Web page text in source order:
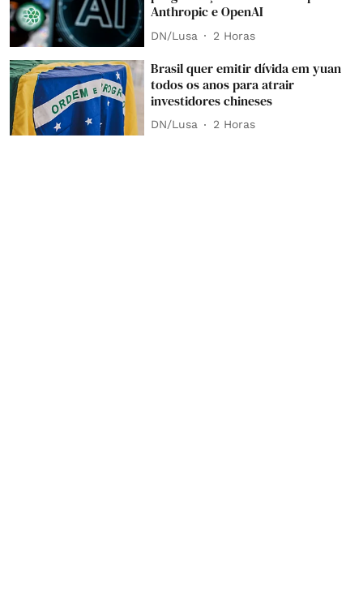
Anthropic e OpenAI
DN/Lusa 2 Horas
Brasil quer emitir dívida em yuan
todos os anos para atrair
investidores chineses
DN/Lusa 2 Horas